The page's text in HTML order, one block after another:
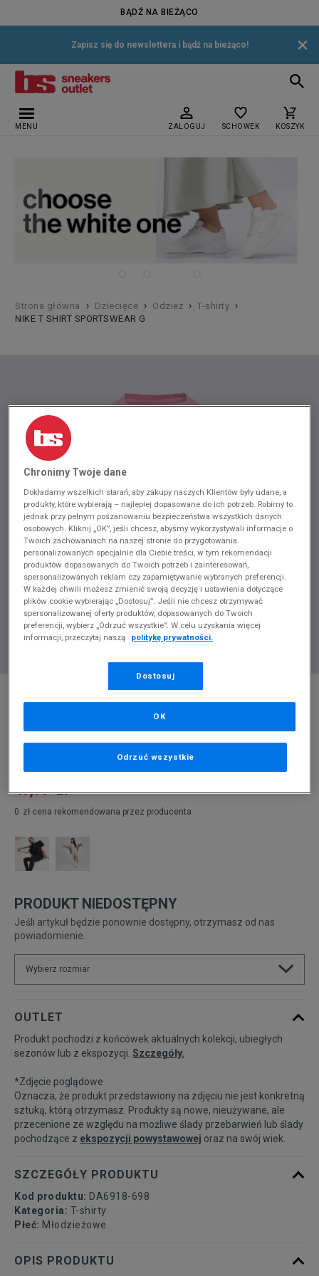
BĄDŹ NA BIEŻĄCO
Zapisz się do newslettera i bądź na bieżąco! ×
MENU ZALOGUJ SCHOWEK KOSZYK
Strona główna › Dziecięce › Odzież › T-shirty ›
NIKE T SHIRT SPORTSWEAR G
NIKE T SHIRT SPORTSWEAR G
Produkt pochodzi z końcówek aktualnych kolekcji, ubiegłych
sezonów lub z ekspozycji.Szczegóły.
0 zł cena rekomendowana przez producenta
49,99 zł
PRODUKT NIEDOSTĘPNY
Jeśli artykuł będzie ponownie dostępny, otrzymasz od nas
powiadomienie.
Wybierz rozmiar
122-128 Powiadom o dostępności
128-137
137-147 Powiadom o dostępności
147-158
158-170
OUTLET
Produkt pochodzi z końcówek aktualnych kolekcji, ubiegłych
sezonów lub z ekspozycji. Szczegóły.
*Zdjęcie poglądowe
Oznacza, że produkt przedstawiony na zdjęciu nie jest konkretną
sztuką, którą otrzymasz. Produkty są nowe, nieużywane, ale
przecenione ze względu na możliwe ślady przebarwień lub ślady
pochodzące z ekspozycji powystawowej oraz na swój wiek.
SZCZEGÓŁY PRODUKTU
Kod produktu: DA6918-698
Kategoria: T-shirty
Płeć: Młodzieżowe
OPIS PRODUKTU
Chronimy Twoje dane
Dokładamy wszelkich starań, aby zakupy naszych Klientów były udane, a
produkty, które wybierają – najlepiej dopasowane do ich potrzeb. Robimy to
jednak przy pełnym poszanowaniu bezpieczeństwa wszystkich danych
osobowych. Kliknij „OK”, jeśli chcesz, abyśmy wykorzystywali informacje o
Twoich zachowaniach na naszej stronie do przygotowania
personalizowanych specjalnie dla Ciebie treści, w tym rekomendacji
produktów dopasowanych do Twoich potrzeb i zainteresowań,
spersonalizowanych reklam czy zapamiętywanie wybranych preferencji.
W każdej chwili możesz zmienić swoją decyzję i ustawienia dotyczące
plików cookie wybierając „Dostosuj”. Jeśli nie chcesz otrzymywać
spersonalizowanej oferty produktów, dopasowanych do Twoich
preferencji, wybierz „Odrzuć wszystkie”. W celu uzyskania więcej
informacji, przeczytaj naszą
politykę prywatności.
Dostosuj
Odrzuć wszystkie
OK